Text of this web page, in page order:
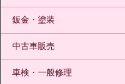
鈑金・塗装
中古車販売
車検・一般修理